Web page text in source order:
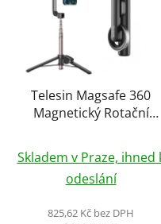
Telesin Magsafe 360
Magnetický Rotační
Tripod Selfie Stick
hodnocení
produktu
je
Skladem v Praze, ihned
odeslání
825,62 Kč bez DPH
Tvoříme obsah,
který vásvystřelí
Novinky, tipy a